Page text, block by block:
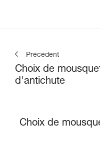
Précédent
Choix de
d'antichute
Choix de